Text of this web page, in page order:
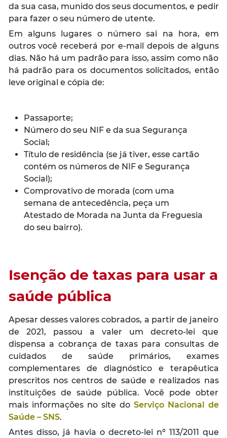
da sua casa, munido dos seus documentos, e pedir
para fazer o seu número de utente.
Em alguns lugares o número sai na hora, em
outros você receberá por e-mail depois de alguns
dias. Não há um padrão para isso, assim como não
há padrão para os documentos solicitados, então
leve original e cópia de:
Passaporte;
Número do seu NIF e da sua Segurança
Social;
Título de residência (se já tiver, esse cartão
contém os números de NIF e Segurança
Social);
Comprovativo de morada (com uma
semana de antecedência, peça um
Atestado de Morada na Junta da Freguesia
do seu bairro).
Isenção de taxas para usar a
saúde pública
Apesar desses valores cobrados, a partir de janeiro
de 2021, passou a valer um decreto-lei que
dispensa a cobrança de taxas para consultas de
cuidados de saúde primários, exames
complementares de diagnóstico e terapêutica
prescritos nos centros de saúde e realizados nas
instituições de saúde pública. Você pode obter
mais informações no site do Serviço Nacional de
Saúde – SNS.
Antes disso, já havia o decreto-lei nº 113/2011 que